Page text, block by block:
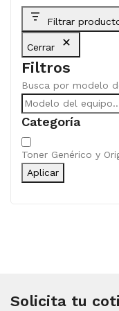
Filtrar
Cerrar
Filtros
Busca por modelo
Categoría
Categoría
Toner Genérico y
Aplicar
Solicita tu